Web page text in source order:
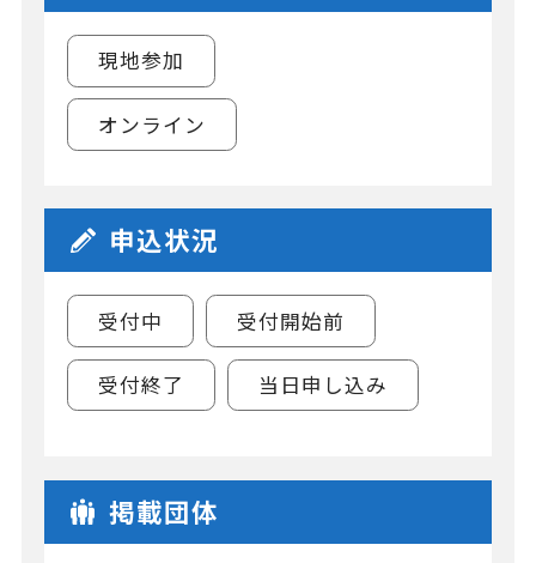
現地参加
オンライン
申込状況
受付中 受付開始前
受付終了 当日申し込み
掲載団体